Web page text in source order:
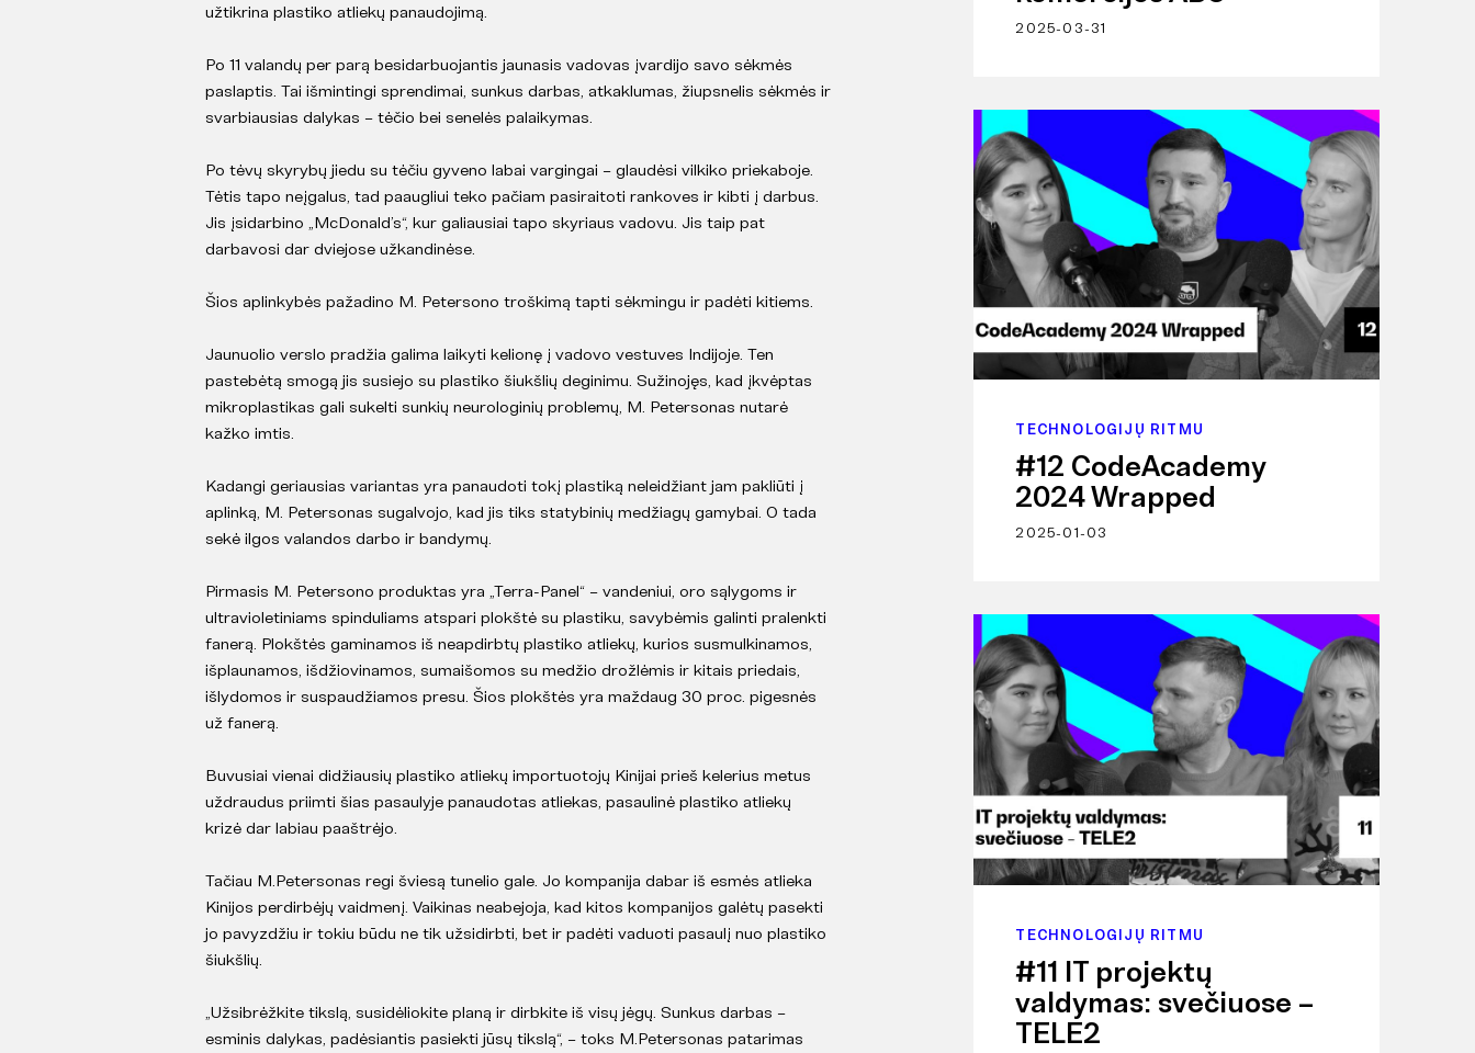
užtikrina plastiko atliekų panaudojimą.
Po 11 valandų per parą besidarbuojantis jaunasis vadovas įvardijo savo sėkmės
paslaptis. Tai išmintingi sprendimai, sunkus darbas, atkaklumas, žiupsnelis sėkmės ir
svarbiausias dalykas – tėčio bei senelės palaikymas.
Po tėvų skyrybų jiedu su tėčiu gyveno labai vargingai – glaudėsi vilkiko priekaboje.
Tėtis tapo neįgalus, tad paaugliui teko pačiam pasiraitoti rankoves ir kibti į darbus.
Jis įsidarbino „McDonald’s“, kur galiausiai tapo skyriaus vadovu. Jis taip pat
darbavosi dar dviejose užkandinėse.
Šios aplinkybės pažadino M. Petersono troškimą tapti sėkmingu ir padėti kitiems.
Jaunuolio verslo pradžia galima laikyti kelionę į vadovo vestuves Indijoje. Ten
pastebėtą smogą jis susiejo su plastiko šiukšlių deginimu. Sužinojęs, kad įkvėptas
mikroplastikas gali sukelti sunkių neurologinių problemų, M. Petersonas nutarė
kažko imtis.
Kadangi geriausias variantas yra panaudoti tokį plastiką neleidžiant jam pakliūti į
aplinką, M. Petersonas sugalvojo, kad jis tiks statybinių medžiagų gamybai. O tada
sekė ilgos valandos darbo ir bandymų.
Pirmasis M. Petersono produktas yra „Terra-Panel“ – vandeniui, oro sąlygoms ir
ultravioletiniams spinduliams atspari plokštė su plastiku, savybėmis galinti pralenkti
fanerą. Plokštės gaminamos iš neapdirbtų plastiko atliekų, kurios susmulkinamos,
išplaunamos, išdžiovinamos, sumaišomos su medžio drožlėmis ir kitais priedais,
išlydomos ir suspaudžiamos presu. Šios plokštės yra maždaug 30 proc. pigesnės
už fanerą.
Buvusiai vienai didžiausių plastiko atliekų importuotojų Kinijai prieš kelerius metus
uždraudus priimti šias pasaulyje panaudotas atliekas, pasaulinė plastiko atliekų
krizė dar labiau paaštrėjo.
Tačiau M.Petersonas regi šviesą tunelio gale. Jo kompanija dabar iš esmės atlieka
Kinijos perdirbėjų vaidmenį. Vaikinas neabejoja, kad kitos kompanijos galėtų pasekti
jo pavyzdžiu ir tokiu būdu ne tik užsidirbti, bet ir padėti vaduoti pasaulį nuo plastiko
šiukšlių.
„Užsibrėžkite tikslą, susidėliokite planą ir dirbkite iš visų jėgų. Sunkus darbas –
esminis dalykas, padėsiantis pasiekti jūsų tikslą“, – toks M.Petersonas patarimas
2025-03-31
TECHNOLOGIJŲ RITMU
#12 CodeAcademy
2024 Wrapped
2025-01-03
TECHNOLOGIJŲ RITMU
#11 IT projektų
valdymas: svečiuose –
TELE2